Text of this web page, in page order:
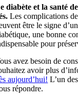
diabète et la santé
Les complications
être le signe
une bonne
pour
avez besoin de
avoir plus
aujourd’hui! L’un
répondre.